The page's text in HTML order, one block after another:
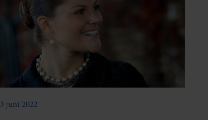
3 juni 2022